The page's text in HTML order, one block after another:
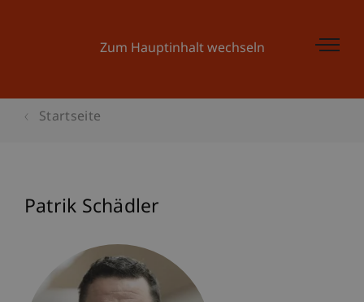
Zum Hauptinhalt wechseln
Startseite
Patrik Schädler